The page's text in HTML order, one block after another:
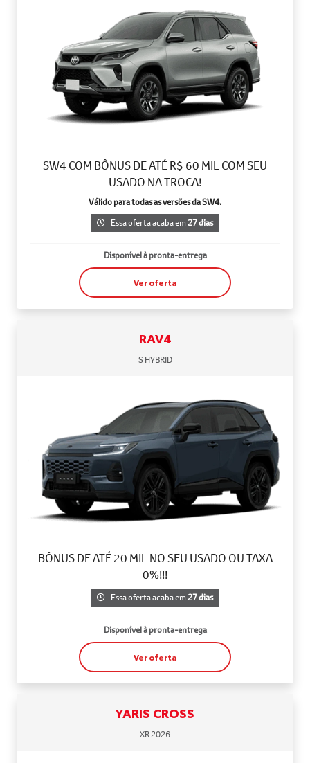
SW4 COM BÔNUS DE ATÉ R$ 60 MIL COM SEU
USADO NA TROCA!
Válido para todas as versões da SW4.
Essa oferta acaba em27 dias
Disponível à pronta-entrega
Ver oferta
RAV4
S HYBRID
BÔNUS DE ATÉ 20 MIL NO SEU USADO OU TAXA
0%!!!
Essa oferta acaba em27 dias
Disponível à pronta-entrega
Ver oferta
YARIS CROSS
XR 2026